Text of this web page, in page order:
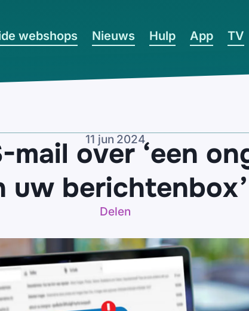
webshops Nieuws Hulp App TV
11 jun 2024
mail over ‘een
uw berichtenbox’
Delen